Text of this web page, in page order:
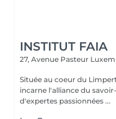
INSTITUT FAIA
27, Avenue Pasteur
Située au coeur du
incarne l'alliance du savoir-faire
d'expertes passionnées ...